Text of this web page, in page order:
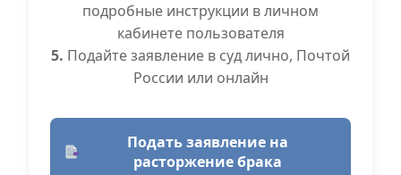
подробные инструкции в личном
кабинете пользователя
5. Подайте заявление в суд лично, Почтой
России или онлайн
Подать заявление на
расторжение брака